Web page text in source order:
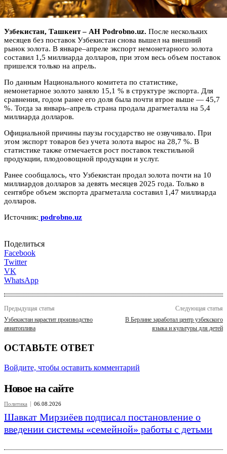
Узбекистан, Ташкент – АН Podrobno.uz. После нескольких
месяцев без поставок Узбекистан снова вышел на внешний
рынок золота. В январе–апреле экспорт немонетарного золота
составил 1,5 миллиарда долларов, при этом весь объем поставок
пришелся только на апрель.
По данным Национального комитета по статистике,
немонетарное золото заняло 15,1 % в структуре экспорта. Для
сравнения, годом ранее его доля была почти втрое выше — 45,7
%. Тогда за январь–апрель страна продала драгметалла на 5,4
миллиарда долларов.
Официальной причины паузы государство не озвучивало. При
этом экспорт товаров без учета золота вырос на 28,7 %. В
статистике также отмечается рост поставок текстильной
продукции, плодоовощной продукции и услуг.
Ранее сообщалось, что Узбекистан продал золота почти на 10
миллиардов долларов за девять месяцев 2025 года. Только в
сентябре объем экспорта драгметалла составил 1,47 миллиарда
долларов.
Источник: podrobno.uz
Поделиться
Facebook
Twitter
VK
WhatsApp
Предыдущая статья
Узбекистан нарастит производство
авиатоплива
Следующая статья
В Берлине заработал центр узбекского
языка и культуры для детей
ОСТАВЬТЕ ОТВЕТ
Войдите, чтобы оставить комментарий
Новое на сайте
Политика 06.08.2026
Шавкат Мирзиёев подписал постановление о
введении системы «семейной» работы с детьми